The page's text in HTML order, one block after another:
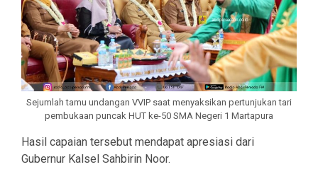
Sejumlah tamu undangan VVIP saat menyaksikan pertunjukan tari
pembukaan puncak HUT ke-50 SMA Negeri 1 Martapura
Hasil capaian tersebut mendapat apresiasi dari
Gubernur Kalsel Sahbirin Noor.